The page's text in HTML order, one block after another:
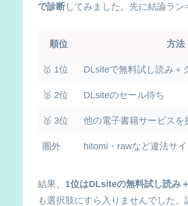
で診断してみました。先に結論ラン
順位 方法
🥇 1位 DLsiteで無料試し読み＋
🥈 2位 DLsiteのセール待ち
🥉 3位 他の電子書籍サービスを
圏外 hitomi・rawなど違法サイ
結果、 1位はDLsiteの無料試し読み
も選択肢にすら入りませんでした。